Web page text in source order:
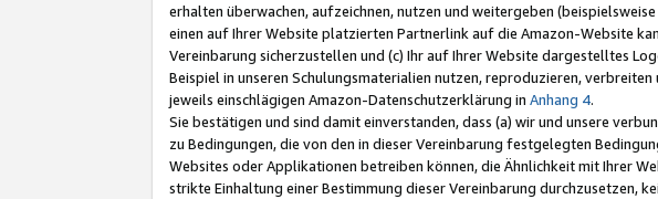
erhalten überwachen, aufzeichnen, nutzen und weitergeben
einen auf Ihrer Website platzierten Partnerlink auf die Amazon-Website
Vereinbarung sicherzustellen und (c) Ihr auf Ihrer Website dargestelltes
Beispiel in unseren Schulungsmaterialien nutzen, reproduzieren,
jeweils einschlägigen Amazon-Datenschutzerklärung in Anhang 4.
Sie bestätigen und sind damit einverstanden, dass (a) wir und unsere
zu Bedingungen, die von den in dieser Vereinbarung festgelegten
Websites oder Applikationen betreiben können, die Ähnlichkeit mit Ihrer
strikte Einhaltung einer Bestimmung dieser Vereinbarung durchzusetzen,